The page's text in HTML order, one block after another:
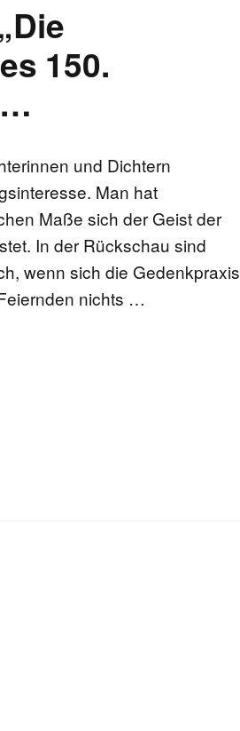
150.
und Dichtern
Man hat
Maße sich der Geist der
In der Rückschau sind
wenn sich die Gedenkpraxis
nichts …